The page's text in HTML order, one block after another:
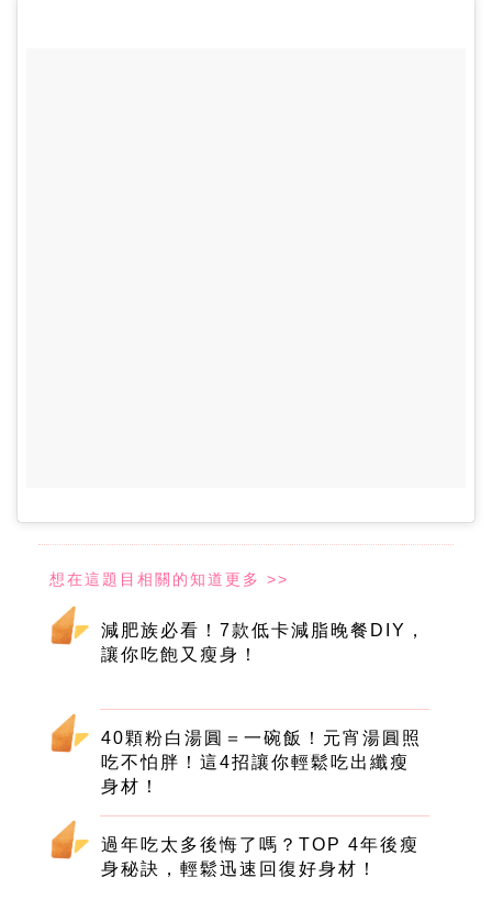
減肥族必看！7款低卡減脂晚餐DIY，
讓你吃飽又瘦身！
40顆粉白湯圓＝一碗飯！元宵湯圓照
吃不怕胖！這4招讓你輕鬆吃出纖瘦
身材！
過年吃太多後悔了嗎？TOP 4年後瘦
身秘訣，輕鬆迅速回復好身材！